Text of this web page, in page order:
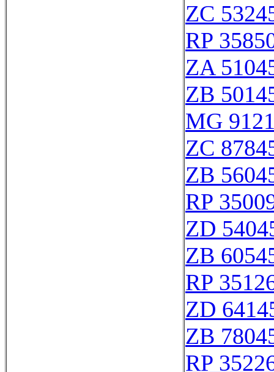
ZC
RP
ZA
ZB
MG
ZC
ZB
RP
ZD
ZB
RP
ZD
ZB
RP